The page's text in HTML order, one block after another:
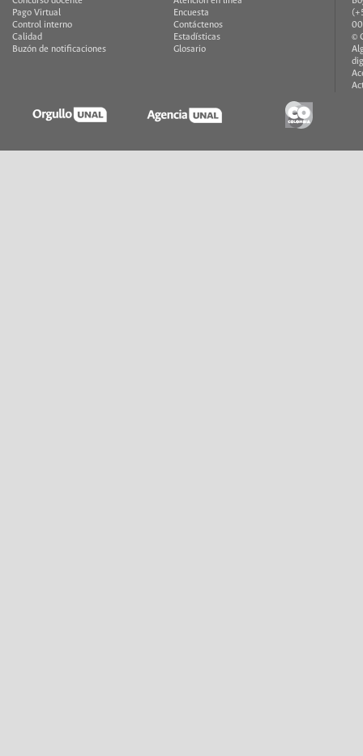
Pago Virtual
Control interno
Calidad
Buzón de notificaciones
Encuesta
Contáctenos
Estadísticas
Glosario
©